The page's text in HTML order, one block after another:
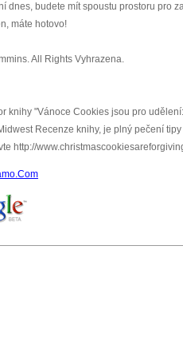
dnes, budete mít spoustu prostoru pro
máte hotovo!
All Rights Vyhrazena.
knihy "Vánoce Cookies jsou pro
Recenze knihy, je plný pečení
http://